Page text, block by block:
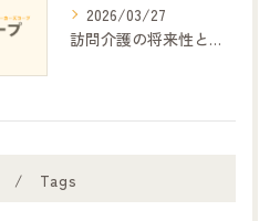
2026/03/27
訪問介護の将来性と課題の展望
Tags